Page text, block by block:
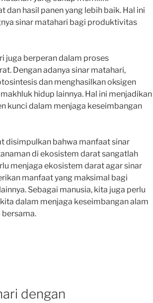
dan hasil panen yang lebih baik. Hal ini
sinar matahari bagi produktivitas
juga berperan dalam proses
Dengan adanya sinar matahari,
dan menghasilkan oksigen
hidup lainnya. Hal ini menjadikan
kunci dalam menjaga keseimbangan
disimpulkan bahwa manfaat sinar
di ekosistem darat sangatlah
menjaga ekosistem darat agar sinar
manfaat yang maksimal bagi
Sebagai manusia, kita juga perlu
dalam menjaga keseimbangan alam
dengan